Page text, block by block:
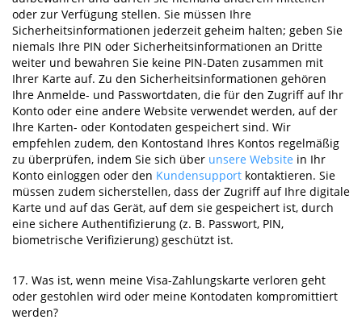
oder zur Verfügung stellen. Sie müssen Ihre
Sicherheitsinformationen jederzeit geheim halten; geben Sie
niemals Ihre PIN oder Sicherheitsinformationen an Dritte
weiter und bewahren Sie keine PIN-Daten zusammen mit
Ihrer Karte auf. Zu den Sicherheitsinformationen gehören
Ihre Anmelde- und Passwortdaten, die für den Zugriff auf Ihr
Konto oder eine andere Website verwendet werden, auf der
Ihre Karten- oder Kontodaten gespeichert sind. Wir
empfehlen zudem, den Kontostand Ihres Kontos regelmäßig
zu überprüfen, indem Sie sich über unsere Website in Ihr
Konto einloggen oder den Kundensupport kontaktieren. Sie
müssen zudem sicherstellen, dass der Zugriff auf Ihre digitale
Karte und auf das Gerät, auf dem sie gespeichert ist, durch
eine sichere Authentifizierung (z. B. Passwort, PIN,
biometrische Verifizierung) geschützt ist.
17. Was ist, wenn meine Visa-Zahlungskarte verloren geht
oder gestohlen wird oder meine Kontodaten kompromittiert
werden?